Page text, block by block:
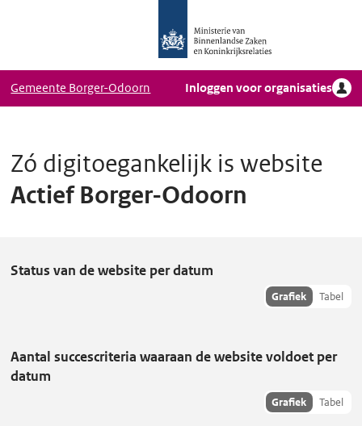
Ministerie
van
Binnenlandse
Zaken
en
Homepage
DigiToegankelijk
Gemeente Borger-Odoorn Inloggen voor organisaties
Zó digitoegankelijk is website
Actief Borger-Odoorn
A
e
f
Status van de website per datum
Toon
Grafiek Tabel
Aantal succescriteria waaraan de website voldoet per
datum
Toon
Grafiek Tabel